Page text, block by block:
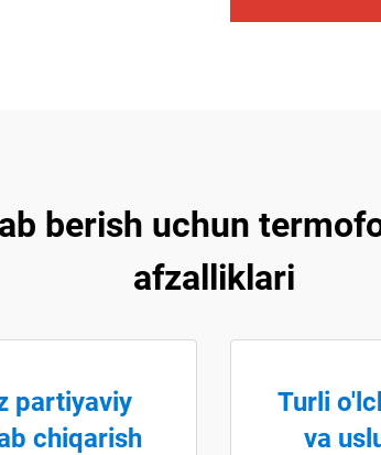
berish uchun
afzalliklari
partiyaviy
chiqarish
Turli
va